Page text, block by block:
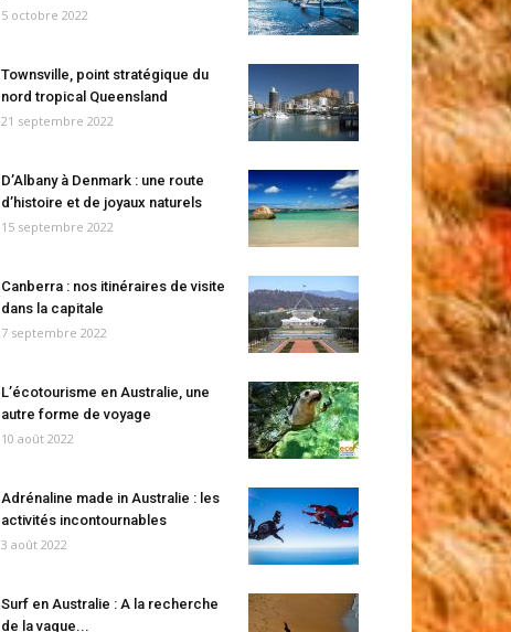
5 octobre 2022
Townsville, point stratégique du
nord tropical Queensland
21 septembre 2022
D’Albany à Denmark : une route
d’histoire et de joyaux naturels
15 septembre 2022
Canberra : nos itinéraires de visite
dans la capitale
7 septembre 2022
L’écotourisme en Australie, une
autre forme de voyage
10 août 2022
Adrénaline made in Australie : les
activités incontournables
3 août 2022
Surf en Australie : A la recherche
de la vague...